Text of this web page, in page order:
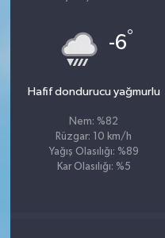
-6°
Hafif dondurucu yağmurlu
Nem: %82
Rüzgar: 10 km/h
Yağış Olasılığı: %89
Kar Olasılığı: %5